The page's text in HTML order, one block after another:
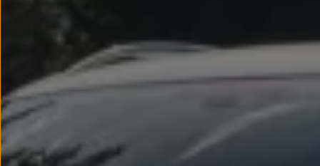
Suscripción de mantenimiento Long Drive
Modelos anteriores
Beetle
Jetta
Tiguan